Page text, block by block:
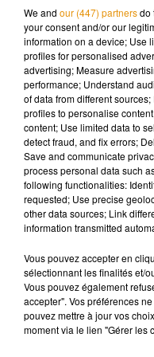
Jean-de-Braye. Enfin,
vers les urgences, ou
Musique
5 août
le
4 août
Tiny
live
We and our (447) partnersdo
your consent and/or our
information on a device; Use
profiles for personalised
advertising; Measure
performance; Understand
of data from different
profiles to personalise
content; Use limited data to
detect fraud, and fix errors;
Save and communicate
process personal data such
following functionalities:
requested; Use precise
other data sources; Link
information transmitted
Vous pouvez accepter en
sélectionnant les finalités et/
Vous pouvez également
accepter". Vos préférences
pouvez mettre à jour vos
moment via le lien "Gérer les